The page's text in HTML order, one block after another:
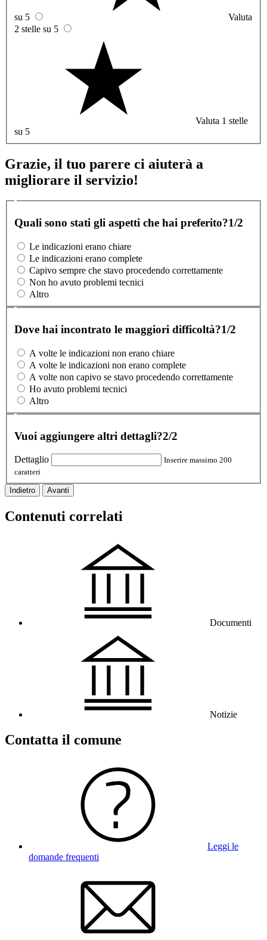
su 5
Valuta
2 stelle su 5
Valuta 1 stelle
su 5
Grazie, il tuo parere ci aiuterà a
migliorare il servizio!
Quali sono stati gli aspetti che hai preferito?1/2
Le indicazioni erano chiare
Le indicazioni erano complete
Capivo sempre che stavo procedendo correttamente
Non ho avuto problemi tecnici
Altro
Dove hai incontrato le maggiori difficoltà?1/2
A volte le indicazioni non erano chiare
A volte le indicazioni non erano complete
A volte non capivo se stavo procedendo correttamente
Ho avuto problemi tecnici
Altro
Vuoi aggiungere altri dettagli?2/2
Dettaglio
Inserire massimo 200
caratteri
Indietro Avanti
Contenuti correlati
Documenti
Notizie
Contatta il comune
Leggi le
domande frequenti